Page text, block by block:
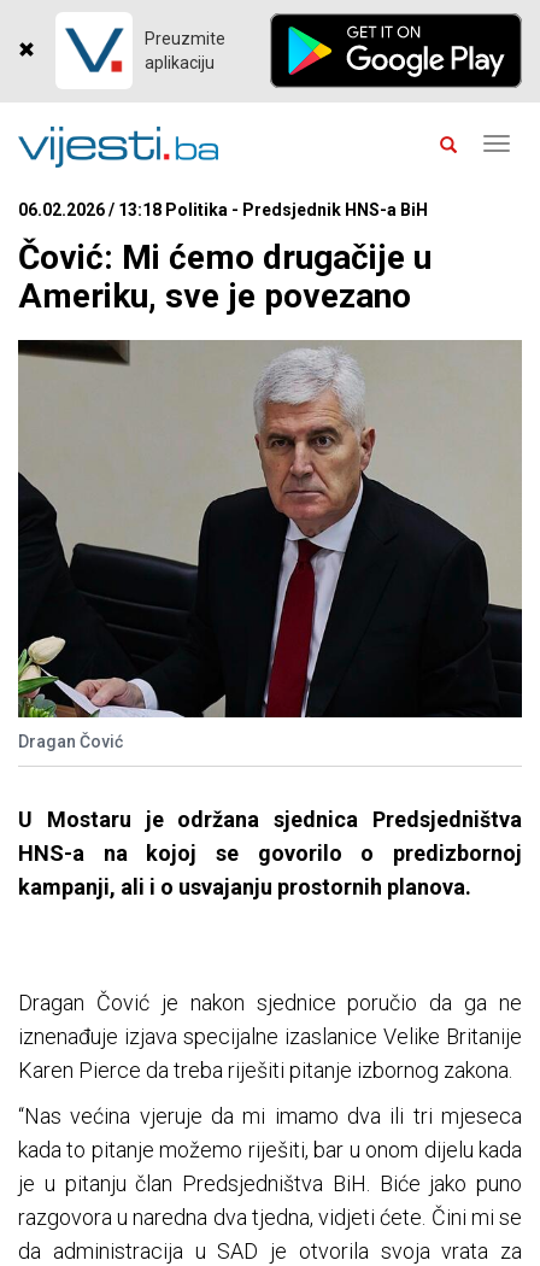
Preuzmite
aplikaciju
06.02.2026 / 13:18 Politika - Predsjednik HNS-a BiH
Čović: Mi ćemo drugačije u
Ameriku, sve je povezano
Dragan Čović
U Mostaru je održana sjednica Predsjedništva
HNS-a na kojoj se govorilo o predizbornoj
kampanji, ali i o usvajanju prostornih planova.
Dragan Čović je nakon sjednice poručio da ga ne
iznenađuje izjava specijalne izaslanice Velike Britanije
Karen Pierce da treba riješiti pitanje izbornog zakona.
“Nas većina vjeruje da mi imamo dva ili tri mjeseca
kada to pitanje možemo riješiti, bar u onom dijelu kada
je u pitanju član Predsjedništva BiH. Biće jako puno
razgovora u naredna dva tjedna, vidjeti ćete. Čini mi se
da administracija u SAD je otvorila svoja vrata za